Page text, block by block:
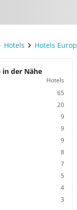
Hotels Hotels
in der Nähe
Hotels
65
20
9
9
9
8
7
5
4
3